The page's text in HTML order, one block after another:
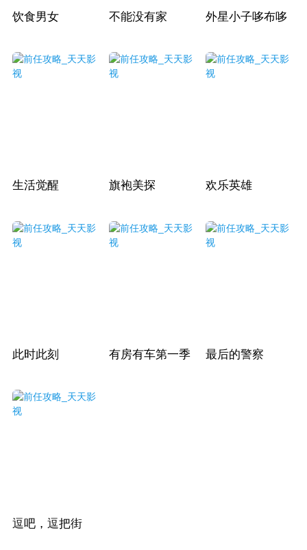
饮食男女 不能没有家 外星小子哆布哆
生活觉醒 旗袍美探 欢乐英雄
此时此刻 有房有车第一季 最后的警察
逗吧，逗把街